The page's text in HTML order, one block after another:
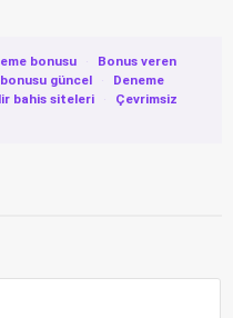
bonusu ·
Bonus veren
güncel ·
Deneme
bahis siteleri ·
Çevrimsiz